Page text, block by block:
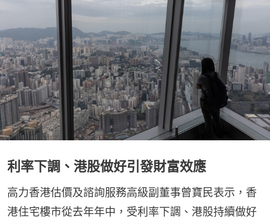
利率下調、港股做好引發財富效應
高力香港估價及諮詢服務高級副董事曾寶民表示，香
港住宅樓市從去年年中，受利率下調、港股持續做好